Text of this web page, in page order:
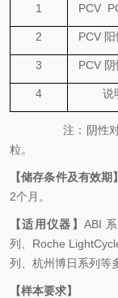
1 PCV
2 PCV
3 PCV
4 说
注：阴性
粒。
【储存条件及有效期
2个月。
【适用仪器】ABI
列、 Roche
列、杭州博日系列等
【样本要求】